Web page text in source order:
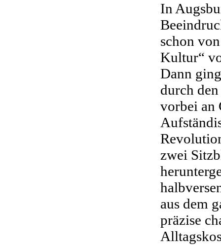
In
schon
Kultur“
Dann
durch
vorbei an
zwei
aus dem
präzise